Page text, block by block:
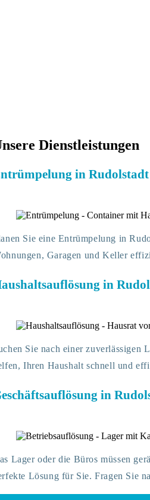
Dienstleistungen
in Rudolstadt
Sie eine Entrümpelung in
Garagen und Keller
in
Sie nach einer zuverlässigen
Ihren Haushalt schnell und
in
Lager oder die Büros müssen
Lösung für Sie. Fragen Sie